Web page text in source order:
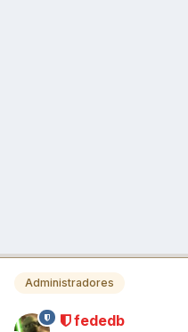
Administradores
fededb